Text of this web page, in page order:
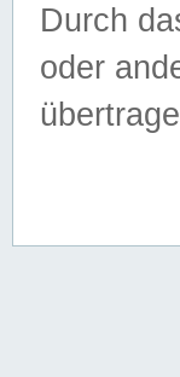
Durch
oder